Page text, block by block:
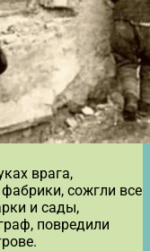
врага,
сожгли все
и сады,
повредили